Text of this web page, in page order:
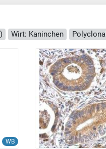
Wirt: Kaninchen Polyclonal
WB